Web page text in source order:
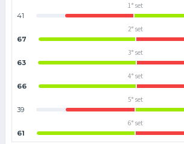
1° set
41
2° set
67
3° set
63
4° set
66
5° set
39
6° set
61